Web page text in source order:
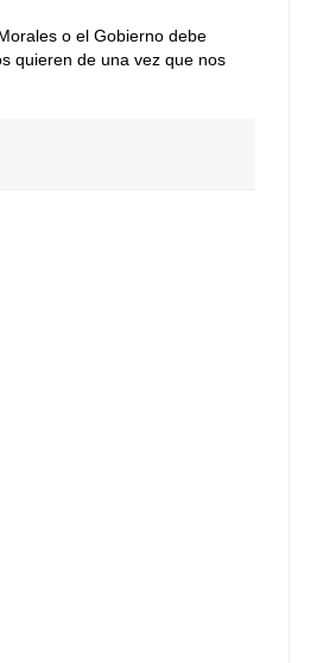
o el Gobierno debe
quieren de una vez que nos